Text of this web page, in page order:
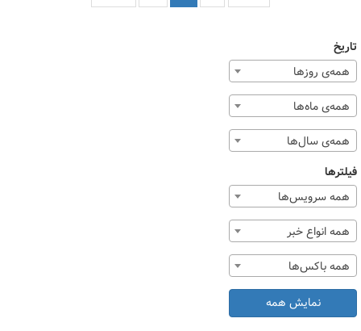
تاریخ
همه‌ی روزها
همه‌ی ماه‌ها
همه‌ی سال‌ها
فیلترها
همه سرویس‌ها
همه انواع خبر
همه باکس‌ها
نمایش همه